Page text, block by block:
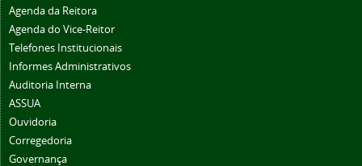
Agenda da Reitora
Agenda do Vice-Reitor
Telefones Institucionais
Informes Administrativos
Auditoria Interna
ASSUA
Ouvidoria
Corregedoria
Governança